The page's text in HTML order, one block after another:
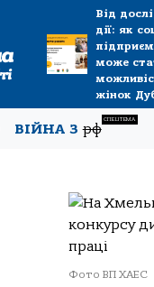
Від
дії: як
може
жінок
ВІЙНА Зрф
СПЕЦТЕМА
Фото ВП ХАЕС